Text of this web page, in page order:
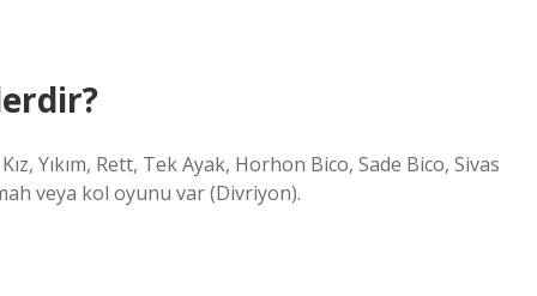
Yıkım, Rett, Tek Ayak, Horhon Bico, Sade Bico, Sivas
veya kol oyunu var (Divriyon).